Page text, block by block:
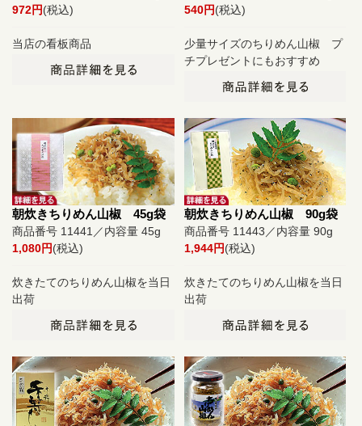
972円(税込)
当店の看板商品
540円(税込)
少量サイズのちりめん山椒 プ
チプレゼントにもおすすめ
朝炊きちりめん山椒 45g袋
商品番号 11441／内容量 45g
1,080円(税込)
炊きたてのちりめん山椒を当日
出荷
朝炊きちりめん山椒 90g袋
商品番号 11443／内容量 90g
1,944円(税込)
炊きたてのちりめん山椒を当日
出荷